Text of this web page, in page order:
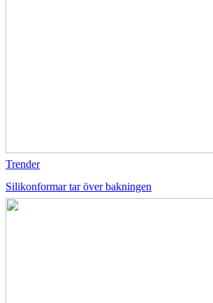
Trender
Silikonformar tar över bakningen